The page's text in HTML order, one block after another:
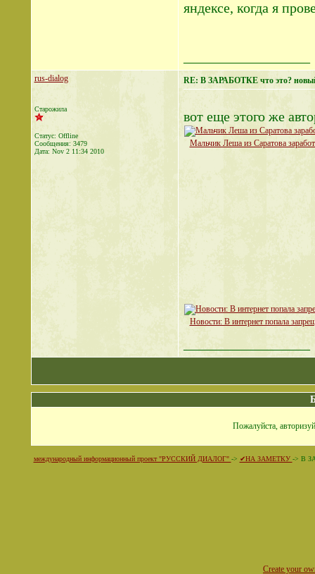
яндексе, когда я
rus-dialog
Старожила
Статус: Offline
Сообщения: 3479
Дата: Nov 2 11:34 2010
RE: В ЗАРАБОТКЕ что это?
вот еще этого же
Мальчик Леша из Саратова
Новости: В интернет попала
Пожалуйста,
международный информационный проект "РУССКИЙ ДИАЛОГ" -> ✔НА ЗАМЕТКУ -> В
Create your